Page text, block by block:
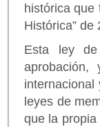
histórica que
Histórica” de
Esta ley
leyes de
que la